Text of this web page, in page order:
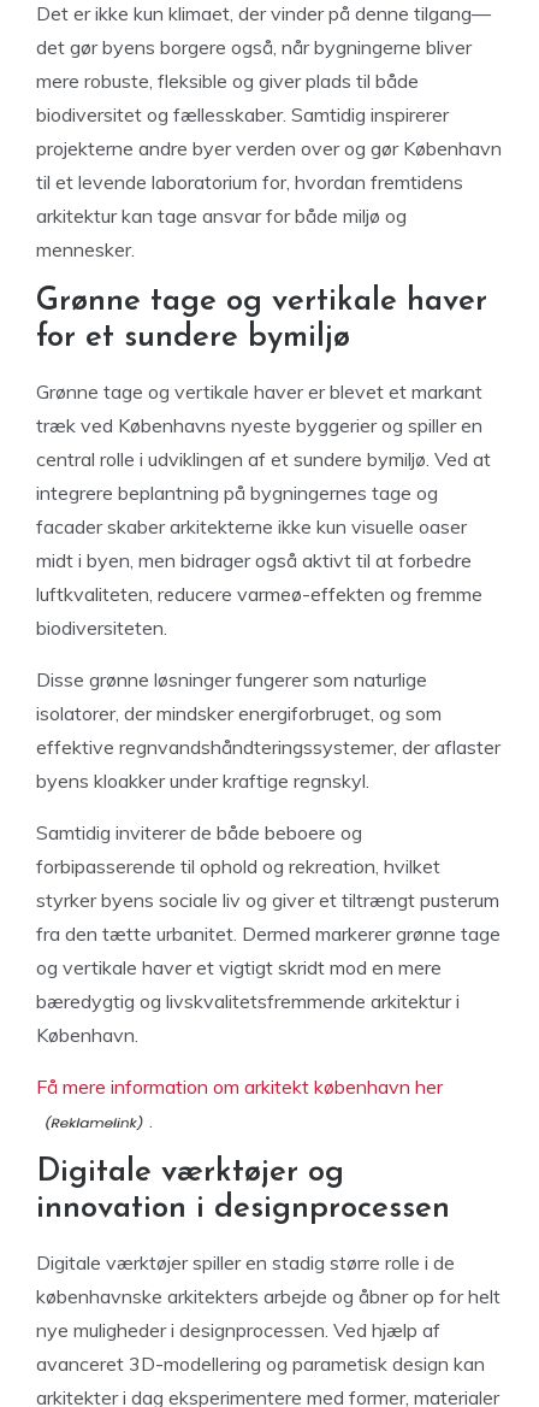
Det er ikke kun klimaet, der vinder på denne tilgang—
det gør byens borgere også, når bygningerne bliver
mere robuste, fleksible og giver plads til både
biodiversitet og fællesskaber. Samtidig inspirerer
projekterne andre byer verden over og gør København
til et levende laboratorium for, hvordan fremtidens
arkitektur kan tage ansvar for både miljø og
mennesker.
Grønne tage og vertikale haver
for et sundere bymiljø
Grønne tage og vertikale haver er blevet et markant
træk ved Københavns nyeste byggerier og spiller en
central rolle i udviklingen af et sundere bymiljø. Ved at
integrere beplantning på bygningernes tage og
facader skaber arkitekterne ikke kun visuelle oaser
midt i byen, men bidrager også aktivt til at forbedre
luftkvaliteten, reducere varmeø-effekten og fremme
biodiversiteten.
Disse grønne løsninger fungerer som naturlige
isolatorer, der mindsker energiforbruget, og som
effektive regnvandshåndteringssystemer, der aflaster
byens kloakker under kraftige regnskyl.
Samtidig inviterer de både beboere og
forbipasserende til ophold og rekreation, hvilket
styrker byens sociale liv og giver et tiltrængt pusterum
fra den tætte urbanitet. Dermed markerer grønne tage
og vertikale haver et vigtigt skridt mod en mere
bæredygtig og livskvalitetsfremmende arkitektur i
København.
Få mere information om arkitekt københavn her
.
Digitale værktøjer og
innovation i designprocessen
Digitale værktøjer spiller en stadig større rolle i de
københavnske arkitekters arbejde og åbner op for helt
nye muligheder i designprocessen. Ved hjælp af
avanceret 3D-modellering og parametisk design kan
arkitekter i dag eksperimentere med former, materialer